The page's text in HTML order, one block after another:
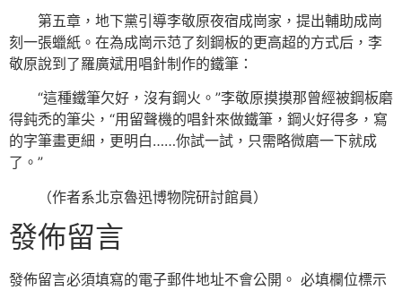
第五章，地下黨引導李敬原夜宿成崗家，提出輔助成崗
刻一張蠟紙。在為成崗示范了刻鋼板的更高超的方式后，李
敬原說到了羅廣斌用唱針制作的鐵筆：
“這種鐵筆欠好，沒有鋼火。”李敬原摸摸那曾經被鋼板磨
得鈍禿的筆尖，“用留聲機的唱針來做鐵筆，鋼火好得多，寫
的字筆畫更細，更明白……你試一試，只需略微磨一下就成
了。”
（作者系北京魯迅博物院研討館員）
發佈留言
發佈留言必須填寫的電子郵件地址不會公開。 必填欄位標示